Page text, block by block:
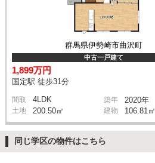
群馬県伊勢崎市曲沢町
中古一戸建て
1,899万円
国定駅 徒歩31分
間取 4LDK 築年 2020年
土地 200.50㎡ 建物 106.81㎡
同じ学区の物件はこちら